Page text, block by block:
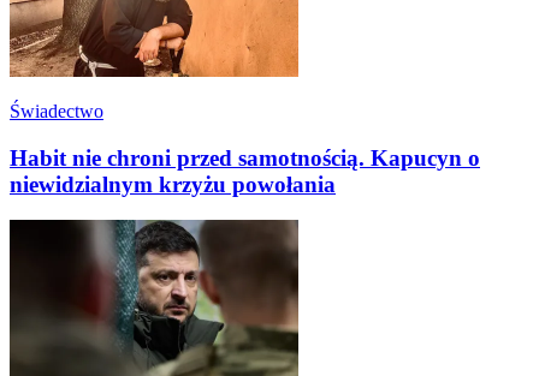
Świadectwo
Habit nie chroni przed samotnością. Kapucyn o
niewidzialnym krzyżu powołania